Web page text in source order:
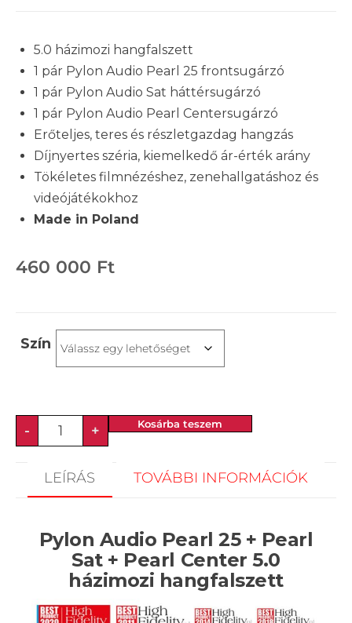
5.0 házimozi hangfalszett
1 pár Pylon Audio Pearl 25 frontsugárzó
1 pár Pylon Audio Sat háttérsugárzó
1 pár Pylon Audio Pearl Centersugárzó
Erőteljes, teres és részletgazdag hangzás
Díjnyertes széria, kiemelkedő ár-érték arány
Tökéletes filmnézéshez, zenehallgatáshoz és
videójátékokhoz
Made in Poland
460 000 Ft
Szín
- + Kosárba teszem
LEÍRÁS TOVÁBBI INFORMÁCIÓK
Pylon Audio Pearl 25 + Pearl
Sat + Pearl Center 5.0
házimozi hangfalszett